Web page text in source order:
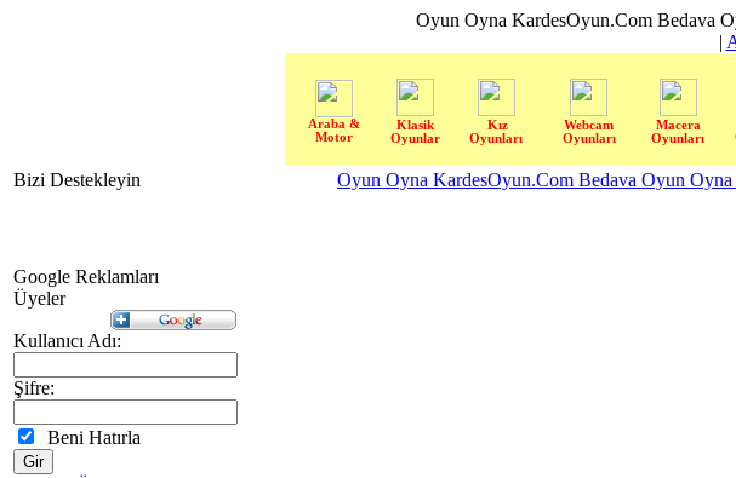
Oyun Oyna KardesOyun.Com Bedava
|
Araba &
Motor
Klasik
Oyunlar
Kız
Oyunları
Webcam
Oyunları
Macera
Oyunları
Bizi Destekleyin
Google Reklamları
Üyeler
Kullanıcı Adı:
Şifre:
Beni Hatırla
Oyun Oyna KardesOyun.Com Bedava Oyun